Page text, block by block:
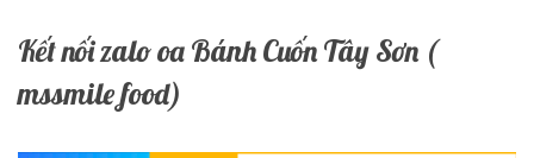
Kết nối zalo oa Bánh Cuốn Tây Sơn (
mssmile food)